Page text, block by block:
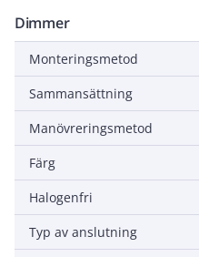
Dimmer
Monteringsmetod
Sammansättning
Manövreringsmetod
Färg
Halogenfri
Typ av anslutning